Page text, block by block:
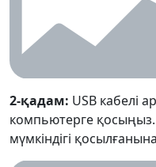
2-қадам: USB кабелі
компьютерге қосыңыз.
мүмкіндігі